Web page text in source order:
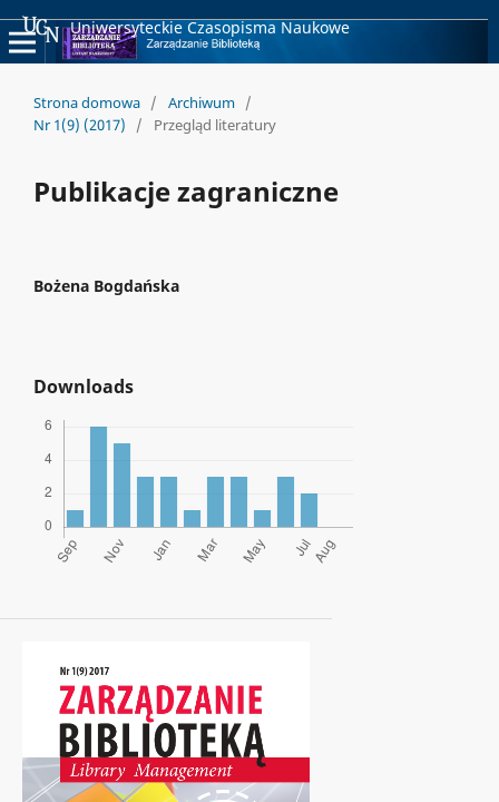
Uniwersyteckie Czasopisma Naukowe
Strona domowa / Archiwum /
Nr 1(9) (2017)
/ Przegląd literatury
Publikacje zagraniczne
Bożena Bogdańska
Downloads